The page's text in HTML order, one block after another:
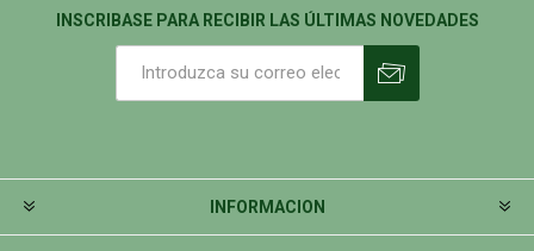
INSCRIBASE PARA RECIBIR LAS ÚLTIMAS NOVEDADES
INFORMACION